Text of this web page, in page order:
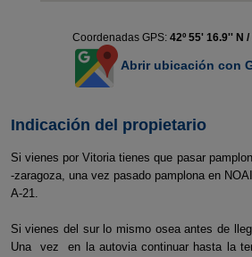
Coordenadas GPS: 42º 55' 16.9'' N
Abrir ubicación con
Indicación del propietario
Si vienes por Vitoria tienes que pasar
-zaragoza, una vez pasado pamplona en
A-21.
Si vienes del sur lo mismo osea antes de
Una vez en la autovia continuar hasta la